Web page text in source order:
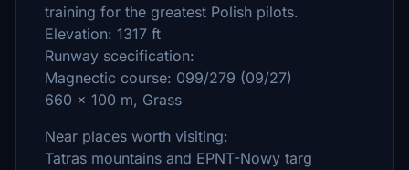
training for the greatest Polish pilots.
Elevation: 1317 ft
Runway scecification:
Magnectic course: 099/279 (09/27)
660 x 100 m, Grass
Near places worth visiting:
Tatras mountains and EPNT-Nowy targ